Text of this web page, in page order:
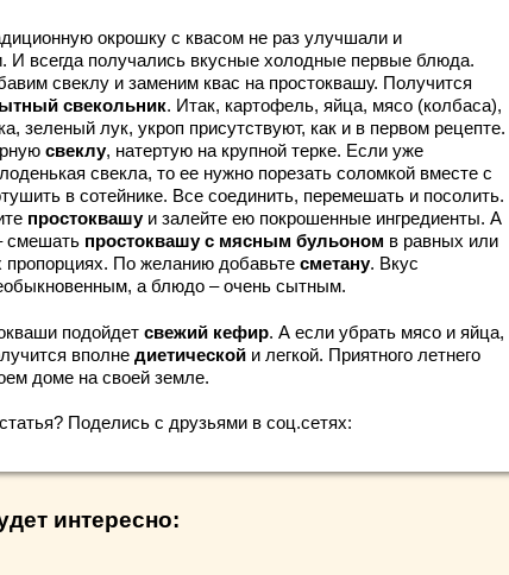
окрошку с квасом не раз улучшали и
И всегда получались вкусные холодные первые блюда.
свеклу и заменим квас на простоквашу. Получится
свекольник. Итак, картофель, яйца, мясо (колбаса),
зеленый лук, укроп присутствуют, как и в первом рецепте.
свеклу, натертую на крупной терке. Если уже
свекла, то ее нужно порезать соломкой вместе с
в сотейнике. Все соединить, перемешать и посолить.
простоквашу и залейте ею покрошенные ингредиенты. А
смешать простоквашу с мясным бульоном в равных или
пропорциях. По желанию добавьте сметану. Вкус
а блюдо – очень сытным.
подойдет свежий кефир. А если убрать мясо и яйца,
вполне диетической и легкой. Приятного летнего
доме на своей земле.
Поделись с друзьями в соц.сетях:
интересно: